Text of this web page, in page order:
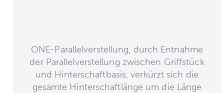
ONE-Parallelverstellung, durch Entnahme
der Parallelverstellung zwischen Griffstück
und Hinterschaftbasis, verkürzt sich die
gesamte Hinterschaftlänge um die Länge